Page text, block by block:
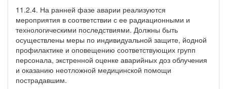
11.2.4. На ранней фазе аварии реализуются
мероприятия в соответствии с ее радиационными и
технологическими последствиями. Должны быть
осуществлены меры по индивидуальной защите, йодной
профилактике и оповещению соответствующих групп
персонала, экстренной оценке аварийных доз облучения
и оказанию неотложной медицинской помощи
пострадавшим.